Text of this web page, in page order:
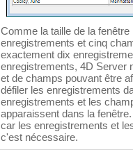
Comme la taille de la
enregistrements et cinq
exactement dix
enregistrements, 4D Server
et de champs pouvant être
défiler les enregistrements
enregistrements et les
apparaissent dans la
car les enregistrements et
c'est nécessaire.